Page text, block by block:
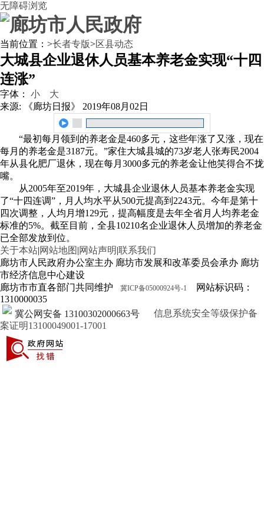
无障碍浏览
当前位置： >长者专版>区县动态
大城县企业退休人员基本养老金实现“十四
连涨”
字体： 小
大
来源: 《廊坊日报》
2019年08月02日
“最初每月领到的养老金是460多元，这些年涨了又涨，现在
每月的养老金是3187元。”家住大城县城的73岁老人张寿民2004
年从县化肥厂退休，现在每月3000多元的养老金让他笑得合不拢
嘴。
从2005年至2019年，大城县企业退休人员基本养老金实现
了“十四连调”，月人均水平从500元提高到2243元。今年是第十
四次调整，人均月增129元，提高幅度是去年全省月人均养老金
标准的5%。截至目前，全县10210名企业退休人员增加的养老金
已全部发放到位。
关于本站|网站地图 |网站声明|联系我们
廊坊市人民政府办公室主办 廊坊市发展和改革委员会承办 廊坊
市经济信息中心建设
廊坊市市直各部门共同维护
冀ICP备05000924号-1
网站标识码：
1310000035
冀公网安备 13100302000663号
信息系统安全等级保护备
案证明13100049001-17001